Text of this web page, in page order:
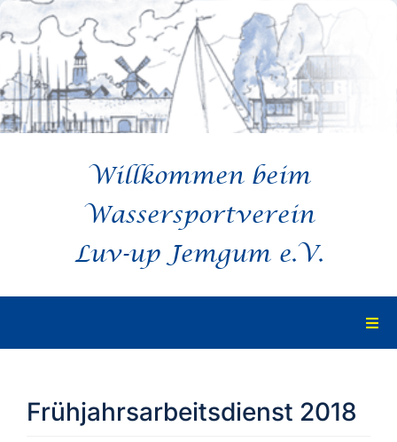
Inhalt
springen
Willkommen beim
Wassersportverein
Luv-up Jemgum e.V.
Frühjahrsarbeitsdienst 2018